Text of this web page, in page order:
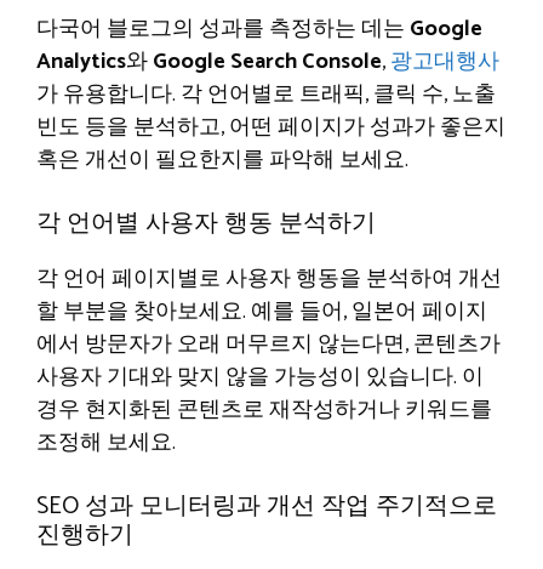
다국어 블로그의 성과를 측정하는 데는 Google
Analytics와Google Search Console,광고대행사
가 유용합니다. 각 언어별로 트래픽, 클릭 수, 노출
빈도 등을 분석하고, 어떤 페이지가 성과가 좋은지
혹은 개선이 필요한지를 파악해 보세요.
각 언어별 사용자 행동 분석하기
각 언어 페이지별로 사용자 행동을 분석하여 개선
할 부분을 찾아보세요. 예를 들어, 일본어 페이지
에서 방문자가 오래 머무르지 않는다면, 콘텐츠가
사용자 기대와 맞지 않을 가능성이 있습니다. 이
경우 현지화된 콘텐츠로 재작성하거나 키워드를
조정해 보세요.
SEO 성과 모니터링과 개선 작업 주기적으로
진행하기